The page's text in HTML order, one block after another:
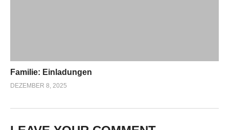
Familie: Einladungen
DEZEMBER 8, 2025